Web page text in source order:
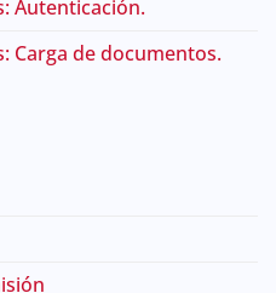
Autenticación.
Carga de documentos.